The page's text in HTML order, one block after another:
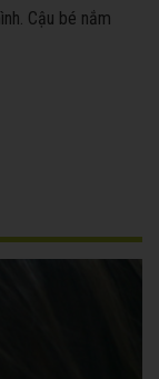
Cậu bé nắm